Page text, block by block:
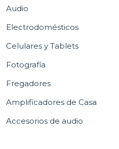
Audio
Electrodomésticos
Celulares y Tablets
Fotografía
Fregadores
Amplificadores de Casa
Accesorios de audio